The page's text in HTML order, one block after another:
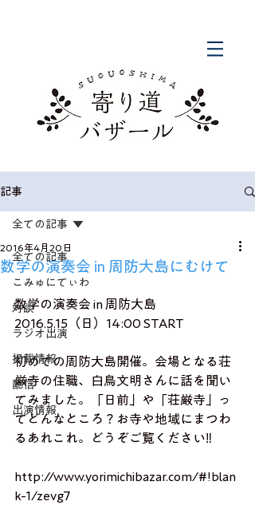
記事
全ての記事
こみゅにてぃわ
対談
ラジオ出演
掲載情報
配信
出演情報
全ての記事
数学の演奏会 in 周防大島にむけて
2016年4月20日
数学の演奏会 in 周防大島
2016.5.15（日）14:00 START
初めての周防大島開催。会場となる荘
厳寺の住職、白鳥文明さんに話を聞い
てみました。「日前」や「荘厳寺」っ
てどんなところ？お寺や地域にまつわ
るあれこれ。どうぞご覧ください‼
http://www.yorimichibazar.com/#!blan
k-1/zevg7